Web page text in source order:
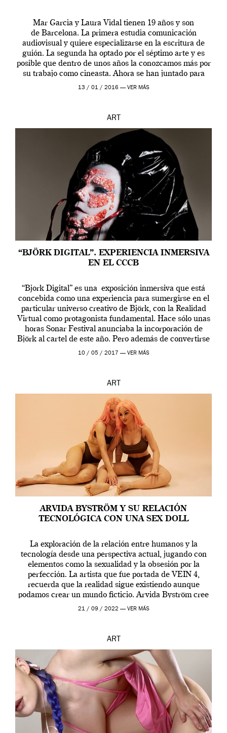
Mar Garcia y Laura Vidal tienen 19 años y son
de Barcelona. La primera estudia comunicación
audiovisual y quiere especializarse en la escritura de
guión. La segunda ha optado por el séptimo arte y es
posible que dentro de unos años la conozcamos más por
su trabajo como cineasta. Ahora se han juntado para
contarnos una […]
13 / 01 / 2016 — VER MÁS
ART
“BJÖRK DIGITAL”. EXPERIENCIA INMERSIVA
EN EL CCCB
“Bjork Digital” es una exposición inmersiva que está
concebida como una experiencia para sumergirse en el
particular universo creativo de Björk, con la Realidad
Virtual como protagonista fundamental. Hace sólo unas
horas Sonar Festival anunciaba la incorporación de
Björk al cartel de este año. Pero además de convertirse
en una de las actuaciones más relevantes […]
10 / 05 / 2017 — VER MÁS
ART
ARVIDA BYSTRÖM Y SU RELACIÓN
TECNOLÓGICA CON UNA SEX DOLL
La exploración de la relación entre humanos y la
tecnología desde una perspectiva actual, jugando con
elementos como la sexualidad y la obsesión por la
perfección. La artista que fue portada de VEIN 4,
recuerda que la realidad sigue existiendo aunque
podamos crear un mundo ficticio. Arvida Byström cree
que los humanos tienen un complejo […]
21 / 09 / 2022 — VER MÁS
ART